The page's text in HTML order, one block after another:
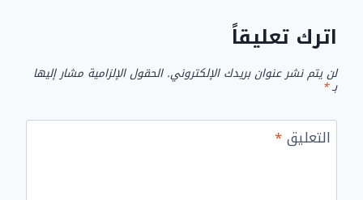
اترك تعليقاً
لن يتم نشر عنوان بريدك الإلكتروني. الحقول الإلزامية مشار إليها
بـ*
التعليق*